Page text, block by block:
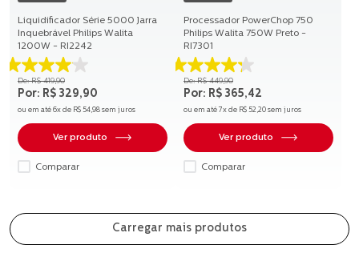
Liquidificador Série 5000 Jarra
Inquebrável Philips Walita
1200W - RI2242
4.0
de
5
estrelas.
145
avaliações
R$ 419,90
R$ 329,90
ou em até 6x de R$ 54,98 sem juros
Ver produto
Comparar
Processador PowerChop 750
Philips Walita 750W Preto -
RI7301
4.2
de
5
estrelas.
50
avaliações
R$ 449,90
R$ 365,42
ou em até 7x de R$ 52 ,20 sem juros
Ver produto
Comparar